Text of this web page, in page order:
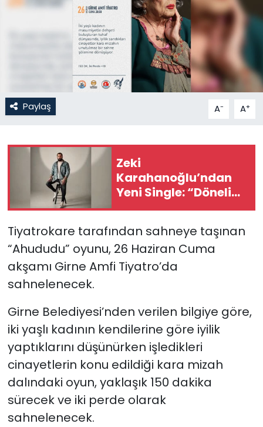
Paylaş A- A+
Zeki
Karahanoğlu’ndan
Yeni Single: “Dönelim
Başına”
Tiyatrokare tarafından sahneye taşınan
“Ahududu” oyunu, 26 Haziran Cuma
akşamı Girne Amfi Tiyatro’da
sahnelenecek.
Girne Belediyesi’nden verilen bilgiye göre,
iki yaşlı kadının kendilerine göre iyilik
yaptıklarını düşünürken işledikleri
cinayetlerin konu edildiği kara mizah
dalındaki oyun, yaklaşık 150 dakika
sürecek ve iki perde olarak
sahnelenecek.
Kültür Sanat
Magazin
Nöbetçi Eczaneler
Politika
SAĞLIK
Teknoloji
TÜRKiYE
Video Galeri
YAŞAM
Yazarlar